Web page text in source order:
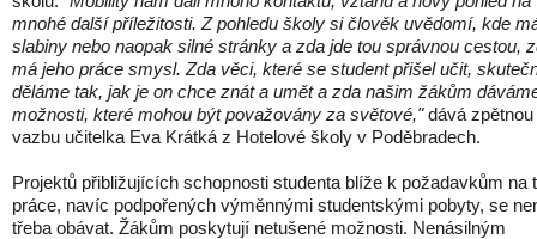
mnohé další příležitosti. Z pohledu školy si člověk uvědomí, kde
slabiny nebo naopak silné stránky a zda jde tou správnou cestou,
má jeho práce smysl. Zda věci, které se student přišel učit,
děláme tak, jak je on chce znát a umět a zda našim žákům
možnosti, které mohou být považovány za světové," dává zpětnou
vazbu učitelka Eva Krátká z Hotelové školy v Poděbradech.
Projektů přibližujících schopnosti studenta blíže k požadavkům na
práce, navíc podpořených výměnnými studentskými pobyty, se
třeba obávat. Žákům poskytují netušené možnosti. Nenásilným